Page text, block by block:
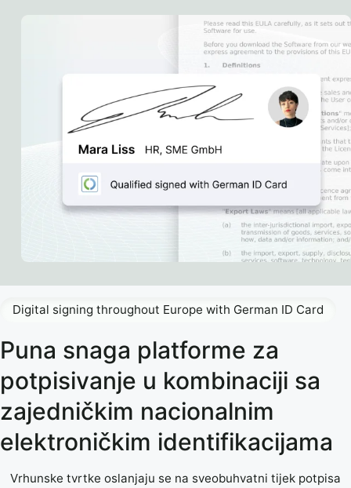
Puna snaga platforme za
potpisivanje u kombinaciji sa
zajedničkim nacionalnim
elektroničkim identifikacijama
Vrhunske tvrtke oslanjaju se na sveobuhvatni tijek potpisa
Digital signing throughout Europe with German ID Card